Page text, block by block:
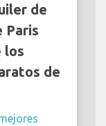
de
Paris
los
de